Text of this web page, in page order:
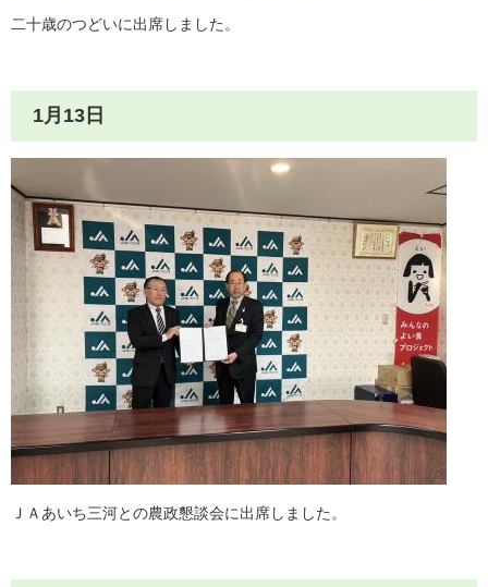
二十歳のつどいに出席しました。
1月13日
ＪＡあいち三河との農政懇談会に出席しました。